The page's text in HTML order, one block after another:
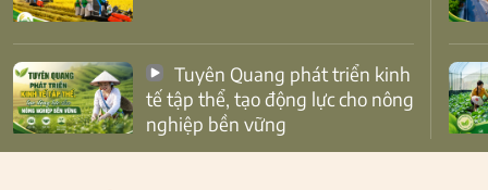
tế tập thể, tạo động lực cho nông
nghiệp bền vững